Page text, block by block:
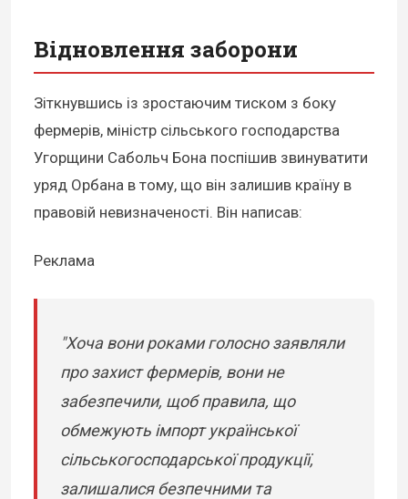
Відновлення заборони
Зіткнувшись із зростаючим тиском з боку
фермерів, міністр сільського господарства
Угорщини Сабольч Бона поспішив звинуватити
уряд Орбана в тому, що він залишив країну в
правовій невизначеності. Він написав:
Реклама
"Хоча вони роками голосно заявляли
про захист фермерів, вони не
забезпечили, щоб правила, що
обмежують імпорт української
сільськогосподарської продукції,
залишалися безпечними та